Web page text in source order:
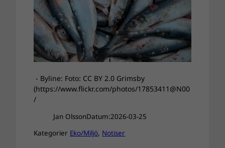
- Byline: Foto: CC BY 2.0 Grimsby
(https://www.flickr.com/photos/17853411@N00
/
Jan OlssonDatum:2026-03-25
Kategorier Eko/Miljö, Notiser